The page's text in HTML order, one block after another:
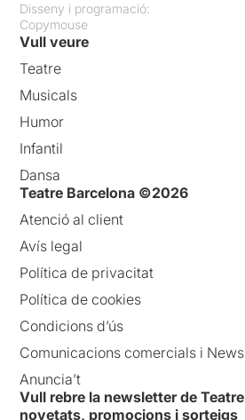
Disseny i programació:
Copymouse
Vull veure
Teatre
Musicals
Humor
Infantil
Dansa
Teatre Barcelona ©2026
Atenció al client
Avís legal
Política de privacitat
Política de cookies
Condicions d’ús
Comunicacions comercials i
Anuncia’t
Vull rebre la newsletter de
novetats, promocions i sorteigs